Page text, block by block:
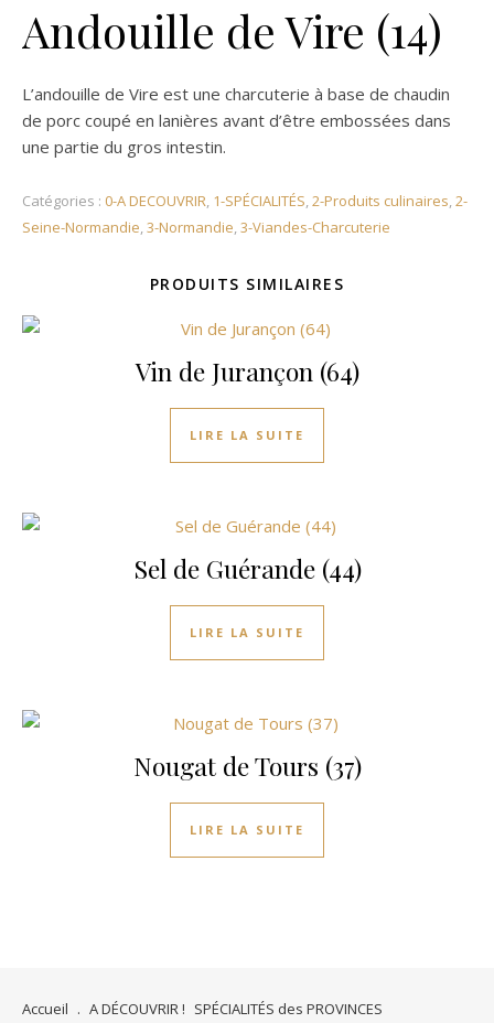
Andouille de Vire (14)
L’andouille de Vire est une charcuterie à base de chaudin
de porc coupé en lanières avant d’être embossées dans
une partie du gros intestin.
Catégories : 0-A DECOUVRIR, 1-SPÉCIALITÉS,2-Produits culinaires,2-
Seine-Normandie,3-Normandie,3-Viandes-Charcuterie
PRODUITS SIMILAIRES
Vin de Jurançon (64)
LIRE LA SUITE
Sel de Guérande (44)
LIRE LA SUITE
Nougat de Tours (37)
LIRE LA SUITE
Accueil . A DÉCOUVRIR ! SPÉCIALITÉS des PROVINCES